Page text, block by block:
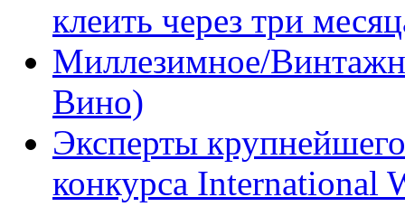
клеить через три
Миллезимное/
Вино)
Эксперты
конкурса International